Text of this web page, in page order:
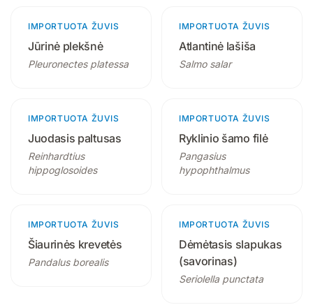
1 produktas
IMPORTUOTA ŽUVIS
Jūrinė plekšnė
Pleuronectes platessa
3 produktai
IMPORTUOTA ŽUVIS
Atlantinė lašiša
Salmo salar
1 produktas
IMPORTUOTA ŽUVIS
Juodasis paltusas
Reinhardtius
hippoglosoides
1 produktas
IMPORTUOTA ŽUVIS
Ryklinio šamo filė
Pangasius
hypophthalmus
1 produktas
IMPORTUOTA ŽUVIS
Šiaurinės krevetės
Pandalus borealis
IMPORTUOTA ŽUVIS
Dėmėtasis slapukas
(savorinas)
Seriolella punctata